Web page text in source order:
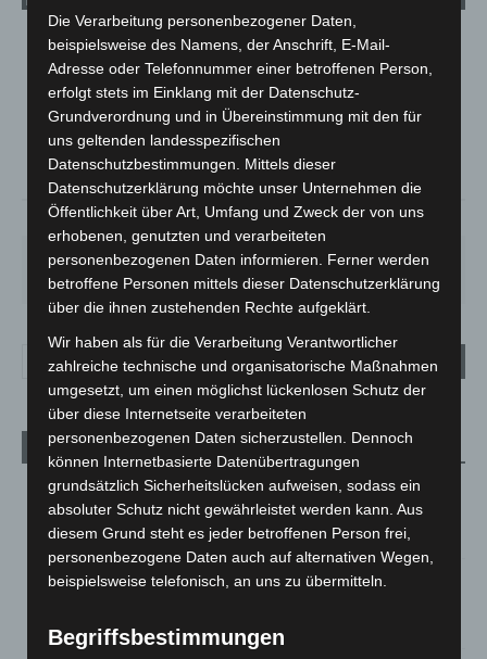
LANGENHAGEN
Bedeckt
19.1°C 19.5°
64% 1.6m/s 100%
FR.
19°
SA.
27°
SO.
33°
MO.
28°
DI.
22°
Aktuelle Beiträge
Niedersachsen: Feuerwehrkräfte kehren nach
Waldbrandeinsatz aus Spanien zurück
7. August 2026
Hannover: Erste Tigermücken-Population in Niedersachsen
7. August 2026
Die Verarbeitung personenbezogener Daten,
beispielsweise des Namens, der Anschrift, E-Mail-
Adresse oder Telefonnummer einer betroffenen Person,
erfolgt stets im Einklang mit der Datenschutz-
Grundverordnung und in Übereinstimmung mit den für
uns geltenden landesspezifischen
Datenschutzbestimmungen. Mittels dieser
Datenschutzerklärung möchte unser Unternehmen die
Öffentlichkeit über Art, Umfang und Zweck der von uns
erhobenen, genutzten und verarbeiteten
personenbezogenen Daten informieren. Ferner werden
betroffene Personen mittels dieser Datenschutzerklärung
über die ihnen zustehenden Rechte aufgeklärt.
Wir haben als für die Verarbeitung Verantwortlicher
zahlreiche technische und organisatorische Maßnahmen
umgesetzt, um einen möglichst lückenlosen Schutz der
über diese Internetseite verarbeiteten
personenbezogenen Daten sicherzustellen. Dennoch
können Internetbasierte Datenübertragungen
grundsätzlich Sicherheitslücken aufweisen, sodass ein
absoluter Schutz nicht gewährleistet werden kann. Aus
diesem Grund steht es jeder betroffenen Person frei,
personenbezogene Daten auch auf alternativen Wegen,
beispielsweise telefonisch, an uns zu übermitteln.
Begriffsbestimmungen